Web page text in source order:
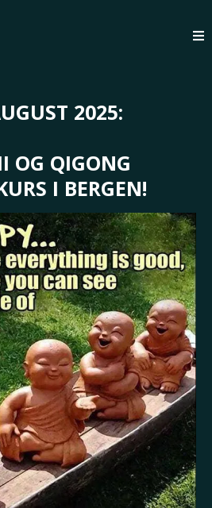
2025:
OG QIGONG
I BERGEN!